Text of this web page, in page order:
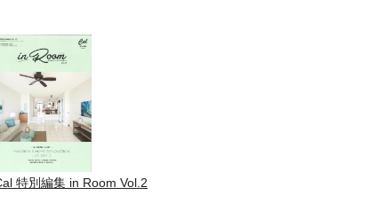
特別編集 in Room Vol.2